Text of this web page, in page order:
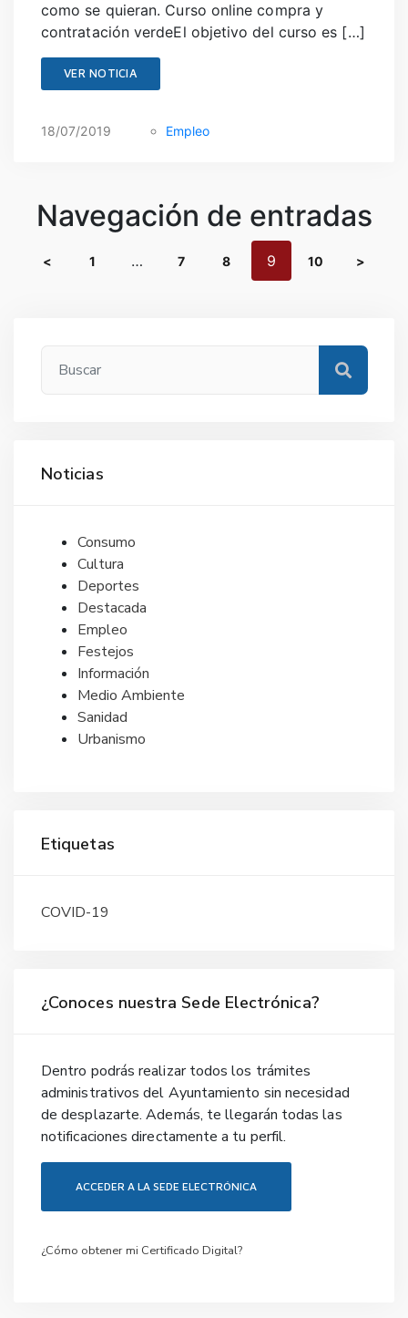
como se quieran. Curso online compra y
contratación verdeEl objetivo del curso es […]
VER NOTICIA
18/07/2019 Empleo
Navegación de entradas
< 1 … 7 8 9 10 >
Noticias
Consumo
Cultura
Deportes
Destacada
Empleo
Festejos
Información
Medio Ambiente
Sanidad
Urbanismo
Etiquetas
COVID-19
¿Conoces nuestra Sede Electrónica?
Dentro podrás realizar todos los trámites
administrativos del Ayuntamiento sin necesidad
de desplazarte. Además, te llegarán todas las
notificaciones directamente a tu perfil.
ACCEDER A LA SEDE ELECTRÓNICA
¿Cómo obtener mi Certificado Digital?